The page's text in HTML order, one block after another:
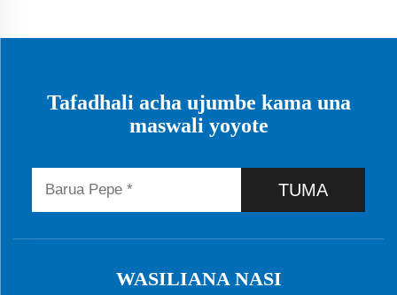
Tafadhali acha ujumbe kama una
maswali yoyote
TUMA
WASILIANA NASI